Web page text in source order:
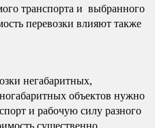
транспорта и выбранного
перевозки влияют также
негабаритных,
объектов нужно
и рабочую силу разного
существенно